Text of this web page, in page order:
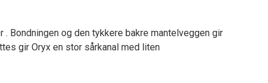
Bondningen og den tykkere bakre mantelveggen gir
gir Oryx en stor sårkanal med liten